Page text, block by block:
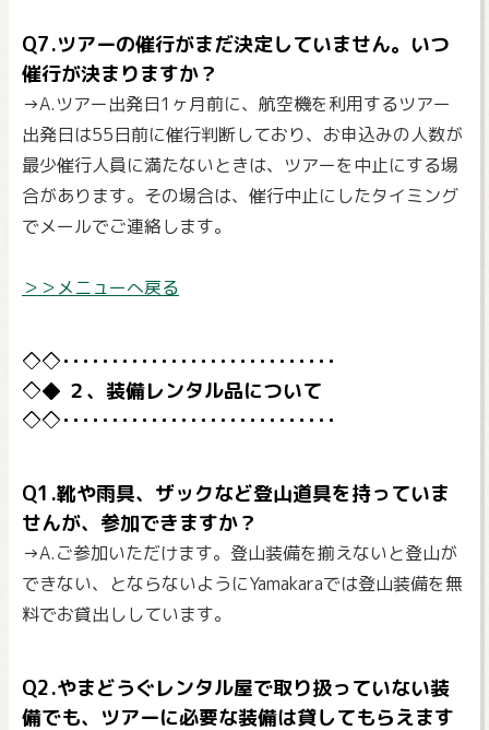
Q7.ツアーの催行がまだ決定していません。いつ
催行が決まりますか？
→A.ツアー出発日1ヶ月前に、航空機を利用するツアー
出発日は55日前に催行判断しており、お申込みの人数が
最少催行人員に満たないときは、ツアーを中止にする場
合があります。その場合は、催行中止にしたタイミング
でメールでご連絡します。
＞＞メニューへ戻る
２、装備レンタル品について
Q1.靴や雨具、ザックなど登山道具を持っていま
せんが、参加できますか？
→A.ご参加いただけます。登山装備を揃えないと登山が
できない、とならないようにYamakaraでは登山装備を無
料でお貸出ししています。
Q2.やまどうぐレンタル屋で取り扱っていない装
備でも、ツアーに必要な装備は貸してもらえます